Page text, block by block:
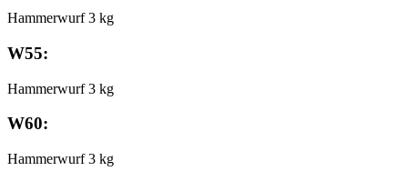
Hammerwurf 3 kg
W55:
Hammerwurf 3 kg
W60:
Hammerwurf 3 kg